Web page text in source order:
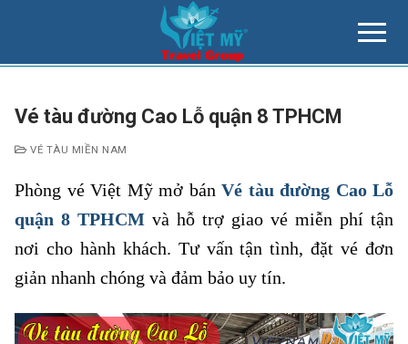
Vé tàu đường Cao Lỗ quận 8 TPHCM
VÉ TÀU MIỀN NAM
Phòng vé Việt Mỹ mở bán Vé tàu đường Cao Lỗ
quận 8 TPHCM và hỗ trợ giao vé miễn phí tận
nơi cho hành khách. Tư vấn tận tình, đặt vé đơn
giản nhanh chóng và đảm bảo uy tín.